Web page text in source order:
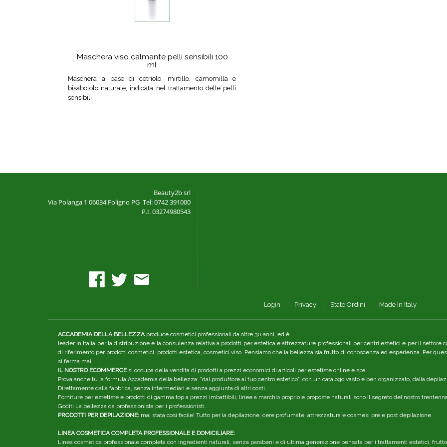
Maschera viso calmante pelli sensibili 100
ml
Maschera a base di cetriolo, mirtillo, camomilla e
bisabololo naturale, indicata nel trattamento delle pelli
sensibili
Beauty2b srl
Via Polanga 1 06034 Foligno PG Tel: 0742 391000
P.I. 03274980543
Login Privacy Stato Ordini Made In Italy
ACCADEMIA DELLA BELLEZZAproduce cosmetici professionali da oltre 30 anni, ed è
leader in Italia per la distribuzione e la consulenza relativa a prodotti per estetica e attrezzature professionali per centri estetici e per il settore
di riferimento per prodotti cosmetici, prodotti estetica, cosmetici viso. Pensiamo che la bellezza sia frutto di conoscenza ed esperienza. Per
si ferma mai.
IL NOSTRO ECOMMERCEsi occupa della vendita di prodotti a prezzi economici di articoli per estetiste online e spa.
Prova anche tu la formula Accademia della bellezza: "dal produttore al tuo centro estetico", con un catalogo vasto e ben organizzato, dalla
Direttamente dalla fabbrica, senza intermediari e senza aggiunta di altri costi.
Forniture per estetiste e prodotti di gamma top a prezzi imbattibili, linee a marchio proprio e proposte naturali sono il segreto del nostro
Goditi La bellezza da professionista per i professionisti.
PRODOTTI PER DEPILAZIONE: mai stata così facile! Tutto per la depilazione, cere profumate, attrezzatura e cosmesi pre e post depilazione.
LINEA COSMETICA COMPLETA PROFESSIONALE E DOMICILIARE:
Linea cosmetica professionale completa con ingredienti naturali, senza parabeni e di ultima generazione pensata per i trattamenti estetici,